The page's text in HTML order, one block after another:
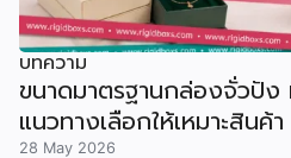
บทความ
ขนาดมาตรฐานกล่องจั่วปั
แนวทางเลือกให้เหมาะสินค้า
28 May 2026